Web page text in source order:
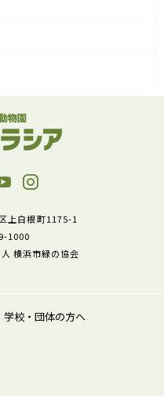
上白根町1175-1
1000
横浜市緑の協会
学校・団体の方へ